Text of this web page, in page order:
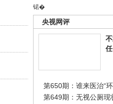
锘�
央视网评
任
第650期：谁来医治“
第649期：无视公厕